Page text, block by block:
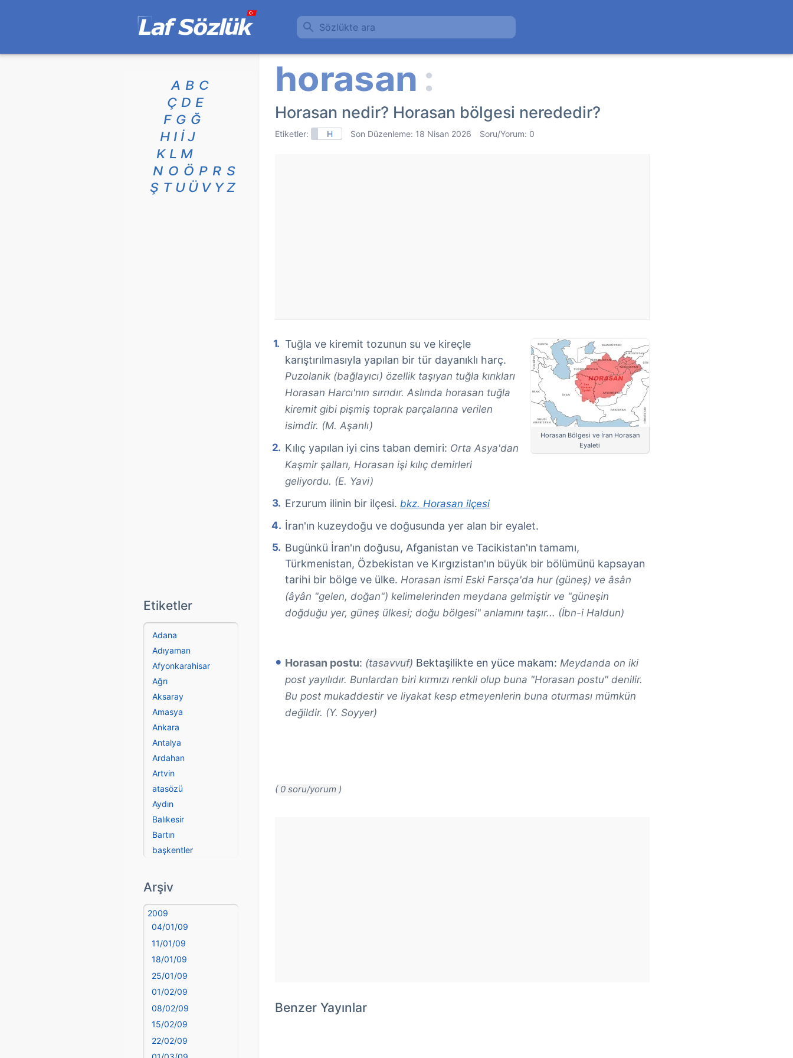
Sözlükte ara
Horasan nedir? Horasan bölgesi nerededir?
Etiketler: H Son Düzenleme: 18 Nisan 2026 Soru/Yorum: 0
Horasan Bölgesi ve İran Horasan
Eyaleti
Tuğla ve kiremit tozunun su ve kireçle
karıştırılmasıyla yapılan bir tür dayanıklı harç.
Puzolanik (bağlayıcı) özellik taşıyan tuğla kırıkları
Horasan Harcı'nın sırrıdır. Aslında horasan tuğla
kiremit gibi pişmiş toprak parçalarına verilen
isimdir. (M. Aşanlı)
Kılıç yapılan iyi cins taban demiri: Orta Asya'dan
Kaşmir şalları, Horasan işi kılıç demirleri
geliyordu. (E. Yavi)
Erzurum ilinin bir ilçesi. bkz. Horasan ilçesi
İran'ın kuzeydoğu ve doğusunda yer alan bir eyalet.
Bugünkü İran'ın doğusu, Afganistan ve Tacikistan'ın tamamı,
Türkmenistan, Özbekistan ve Kırgızistan'ın büyük bir bölümünü kapsayan
tarihi bir bölge ve ülke. Horasan ismi Eski Farsça'da hur (güneş) ve âsân
(âyân "gelen, doğan") kelimelerinden meydana gelmiştir ve "güneşin
doğduğu yer, güneş ülkesi; doğu bölgesi" anlamını taşır... (İbn-i Haldun)
Horasan postu: (tasavvuf) Bektaşilikte en yüce makam: Meydanda on iki
post yayılıdır. Bunlardan biri kırmızı renkli olup buna "Horasan postu" denilir.
Bu post mukaddestir ve liyakat kesp etmeyenlerin buna oturması mümkün
değildir. (Y. Soyyer)
( 0 soru/yorum )
Benzer Yayınlar
A B C
Ç D E
F G Ğ
H I İ J
K L M
N O Ö P R S
Ş T U Ü V Y Z
Etiketler
Adana
Adıyaman
Afyonkarahisar
Ağrı
Aksaray
Amasya
Ankara
Antalya
Ardahan
Artvin
atasözü
Aydın
Balıkesir
Bartın
başkentler
Bayburt
Bilecik
Bingöl
Bitlis
Bolu
Burdur
Bursa
Çanakkale
Çankırı
Çorum
Arşiv
2009
04/01/09
11/01/09
18/01/09
25/01/09
01/02/09
08/02/09
15/02/09
22/02/09